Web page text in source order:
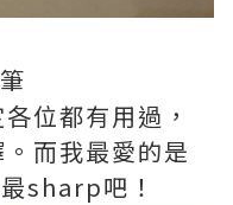
位都有用過，
而我最愛的是
sharp吧！